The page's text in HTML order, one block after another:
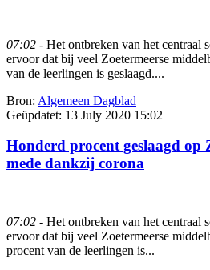
07:02 - Het ontbreken van het centraal
ervoor dat bij veel Zoetermeerse
van de leerlingen is geslaagd....
Bron: Algemeen Dagblad
Geüpdatet: 13 July 2020 15:02
Honderd procent geslaagd op
mede dankzij corona
07:02 - Het ontbreken van het centraal
ervoor dat bij veel Zoetermeerse
procent van de leerlingen is...